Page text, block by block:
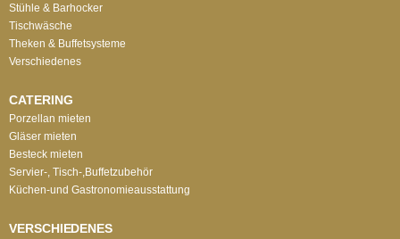
Stühle & Barhocker
Tischwäsche
Theken & Buffetsysteme
Verschiedenes
CATERING
Porzellan mieten
Gläser mieten
Besteck mieten
Servier-, Tisch-,Buffetzubehör
Küchen-und Gastronomieausstattung
VERSCHIEDENES